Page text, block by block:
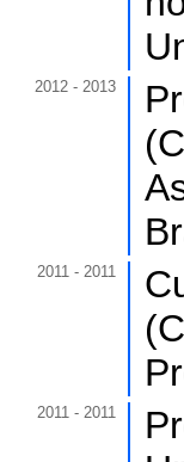
2012 - 2013
2011 - 2011
2011 - 2011